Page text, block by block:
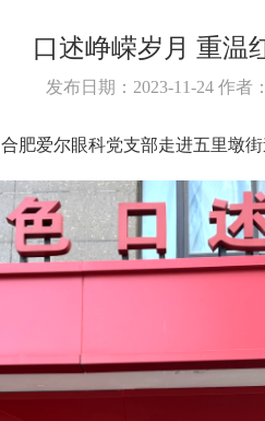
口述峥嵘岁月 重温
发布日期：2023-11-24 作者
合肥爱尔眼科党支部走进五里墩